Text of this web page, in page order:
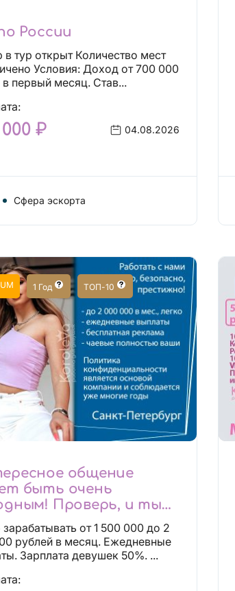
России
открыт Количество мест
Доход от 700 000
₽ уже в первый месяц. Став...
₽ 04.08.2026
Сфера эскорта
1 Год ТОП-10
общение
быть очень
Проверь, и ты
2 000 000₽
от 1 500 000 до 2
в месяц. Ежедневные
выплаты. Зарплата девушек 50%. ...